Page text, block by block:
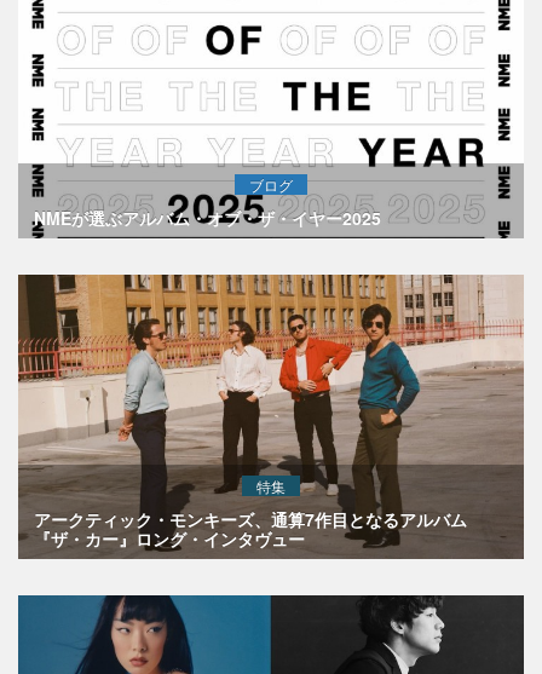
ブログ
NMEが選ぶアルバム・オブ・ザ・イヤー2025
特集
アークティック・モンキーズ、通算7作目となるアルバム
『ザ・カー』ロング・インタヴュー